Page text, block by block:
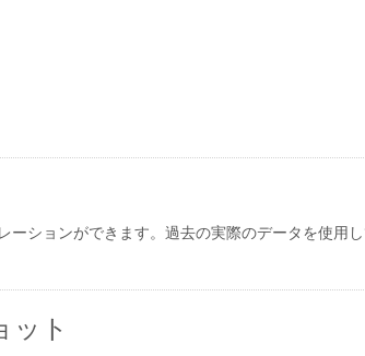
ーションができます。過去の実際のデータを使
ット